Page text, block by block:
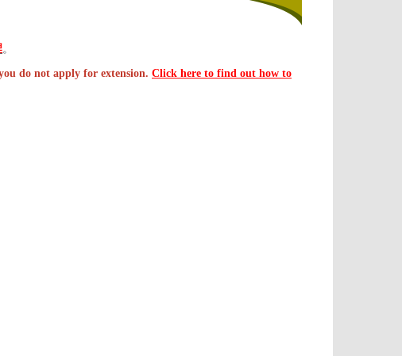
。
do not apply for extension. Click here to find out how to